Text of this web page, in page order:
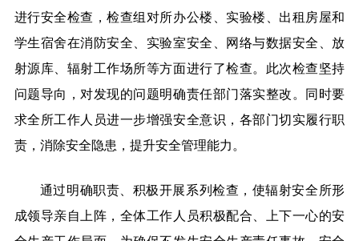
进行安全检查，检查组对所办公楼、实验楼、出租房屋和
学生宿舍在消防安全、实验室安全、网络与数据安全、放
射源库、辐射工作场所等方面进行了检查。此次检查坚持
问题导向，对发现的问题明确责任部门落实整改。同时要
求全所工作人员进一步增强安全意识，各部门切实履行职
责，消除安全隐患，提升安全管理能力。
通过明确职责、积极开展系列检查，使辐射安全所形
成领导亲自上阵，全体工作人员积极配合、上下一心的安